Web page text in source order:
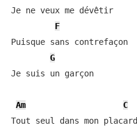
Je ne veux me dévêtir
F
Puisque sans contrefaçon
G
Je suis un garçon
Am
C
Tout seul dans mon placard